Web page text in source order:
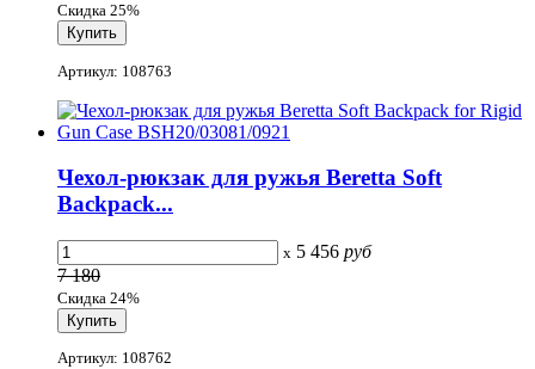
Скидка 25%
Артикул: 108763
Чехол-рюкзак для ружья Beretta Soft
Backpack...
x 5 456 руб
7 180
Скидка 24%
Артикул: 108762